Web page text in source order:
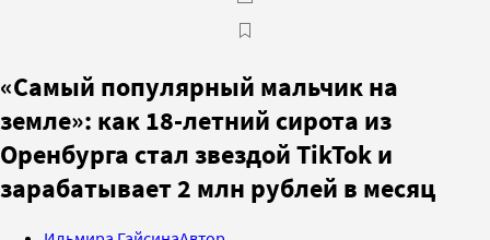
«Самый популярный мальчик на
земле»: как 18-летний сирота из
Оренбурга стал звездой TikTok и
зарабатывает 2 млн рублей в месяц